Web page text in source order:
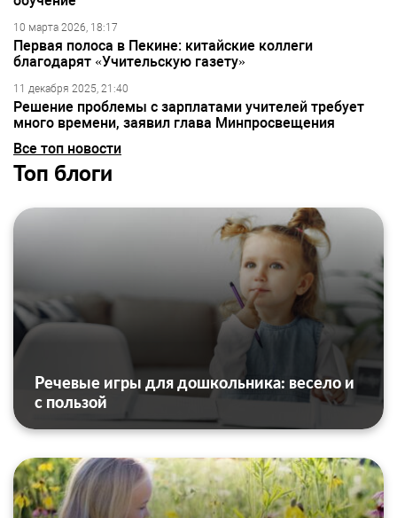
10 марта 2026, 18:17
Первая полоса в Пекине: китайские коллеги
благодарят «Учительскую газету»
11 декабря 2025, 21:40
Решение проблемы с зарплатами учителей требует
много времени, заявил глава Минпросвещения
Все топ новости
Топ блоги
Речевые игры для дошкольника: весело и
с пользой